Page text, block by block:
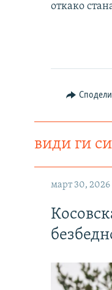
откако
Сподели
види ги
март 30, 2026